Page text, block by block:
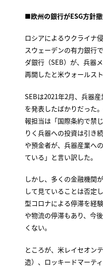
■欧州の銀行がESG方針
ロシアによるウクライナ
スウェーデンの有力銀行
ダ銀行（SEB）が、兵器
再開したと米ウォールス
SEBは2021年2月、兵器
を発表したばかりだった
報担当は「国際条約で禁
りく兵器への投資は引き
や預金者が、兵器産業へ
ている」と言い訳した。
しかし、多くの金融機関
して見ていることは否定
型コロナによる停滞を経
や物流の停滞もあり、今
くない。
ところが、米レイセオン
造）、ロッキードマーテ